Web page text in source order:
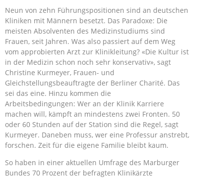
Neun von zehn Führungspositionen sind an deutschen
Kliniken mit Männern besetzt. Das Paradoxe: Die
meisten Absolventen des Medizinstudiums sind
Frauen, seit Jahren. Was also passiert auf dem Weg
vom approbierten Arzt zur Klinikleitung? «Die Kultur ist
in der Medizin schon noch sehr konservativ», sagt
Christine Kurmeyer, Frauen- und
Gleichstellungsbeauftragte der Berliner Charité. Das
sei das eine. Hinzu kommen die
Arbeitsbedingungen: Wer an der Klinik Karriere
machen will, kämpft an mindestens zwei Fronten. 50
oder 60 Stunden auf der Station sind die Regel, sagt
Kurmeyer. Daneben muss, wer eine Professur anstrebt,
forschen. Zeit für die eigene Familie bleibt kaum.
So haben in einer aktuellen Umfrage des Marburger
Bundes 70 Prozent der befragten Klinikärzte